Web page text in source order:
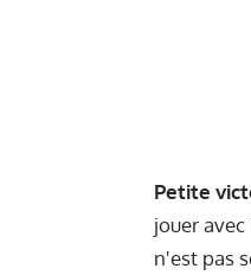
Petite
jouer
n'est pas